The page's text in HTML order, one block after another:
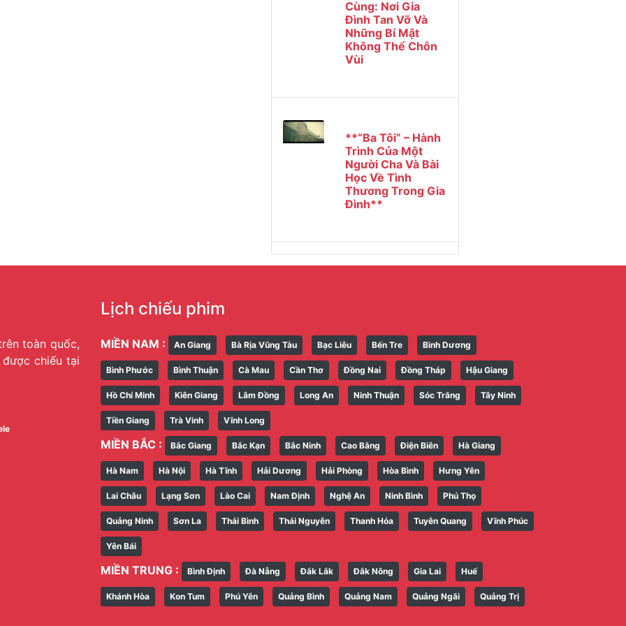
Cùng: Nơi Gia
Đình Tan Vỡ Và
Những Bí Mật
Không Thể Chôn
Vùi
**“Ba Tôi” – Hành
Trình Của Một
Người Cha Và Bài
Học Về Tình
Thương Trong Gia
Đình**
toàn quốc,
chiếu tại
Lịch chiếu phim
MIỀN NAM : An Giang Bà Rịa Vũng Tàu Bạc Liêu Bến Tre Bình Dương
Bình Phước Bình Thuận Cà Mau Cần Thơ Đồng Nai Đồng Tháp Hậu Giang
Hồ Chí Minh Kiên Giang Lâm Đồng Long An Ninh Thuận Sóc Trăng Tây Ninh
Tiền Giang Trà Vinh Vĩnh Long
MIỀN BẮC : Bắc Giang Bắc Kạn Bắc Ninh Cao Bằng Điện Biên Hà Giang
Hà Nam Hà Nội Hà Tĩnh Hải Dương Hải Phòng Hòa Bình Hưng Yên
Lai Châu Lạng Sơn Lào Cai Nam Định Nghệ An Ninh Bình Phú Thọ
Quảng Ninh Sơn La Thái Bình Thái Nguyên Thanh Hóa Tuyên Quang Vĩnh Phúc
Yên Bái
MIỀN TRUNG : Bình Định Đà Nẵng Đắk Lắk Đắk Nông Gia Lai Huế
Khánh Hòa Kon Tum Phú Yên Quảng Bình Quảng Nam Quảng Ngãi Quảng Trị